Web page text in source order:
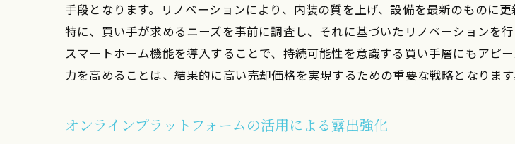
外国人投資家向けの文化価値紹介
地域住民とのコミュニティ形成によ
地元ガイドとの協力による魅力発信
大阪市内の商業エリアでワンルームマン
ビジネスパーソンをターゲットにし
手段となります。リノベーションにより、内装の質を上げ、設備を最新のものに
特に、買い手が求めるニーズを事前に調査し、それに基づいたリノベーションを
スマートホーム機能を導入することで、持続可能性を意識する買い手層にもアピ
力を高めることは、結果的に高い売却価格を実現するための重要な戦略となります
オンラインプラットフォームの活用による露出強化